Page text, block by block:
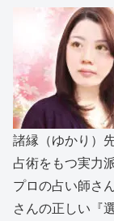
諸縁（ゆかり）
占術をもつ実力
プロの占い師さ
さんの正しい『